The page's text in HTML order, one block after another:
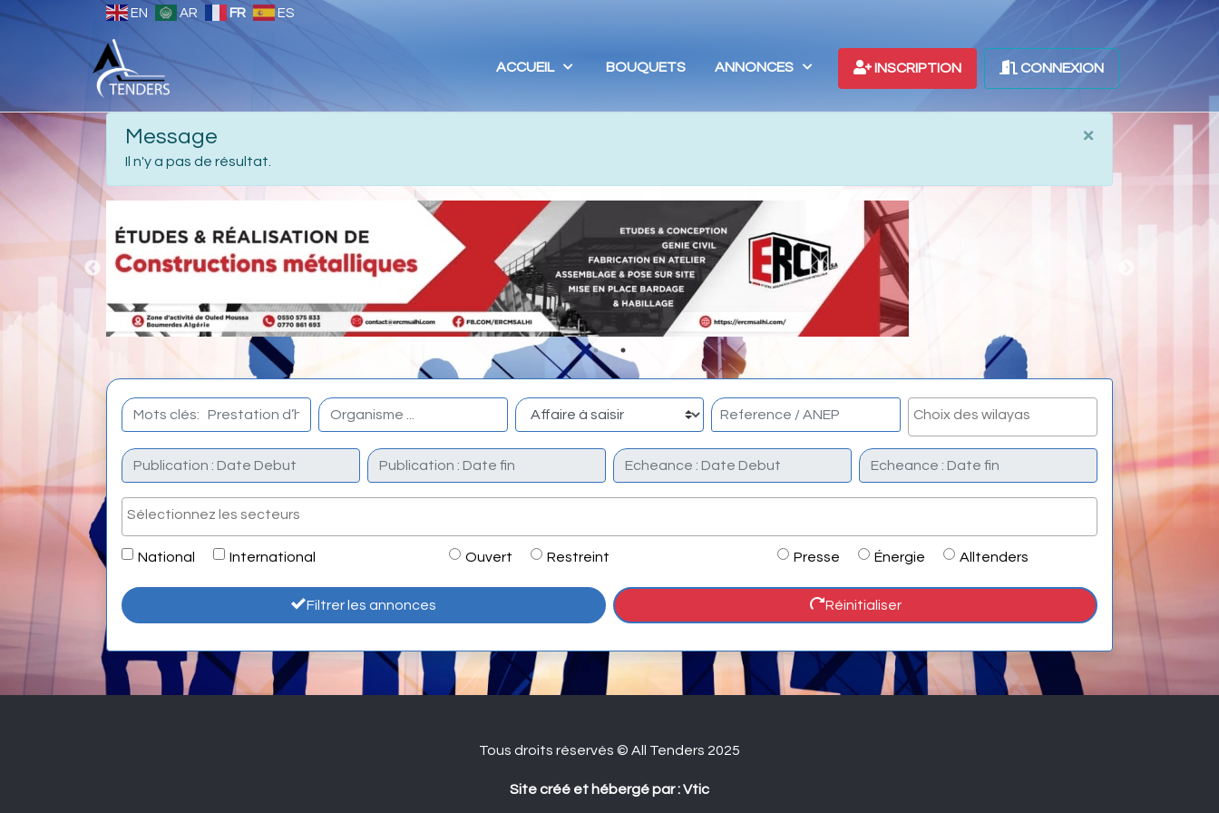
EN AR FR ES
ACCUEIL BOUQUETS ANNONCES INSCRIPTION CONNEXION
×
Message
Il n'y a pas de résultat.
National International Ouvert Restreint Presse Énergie Alltenders
Filtrer les annonces Réinitialiser
Tous droits réservés © All Tenders 2025
Site créé et hébergé par : Vtic